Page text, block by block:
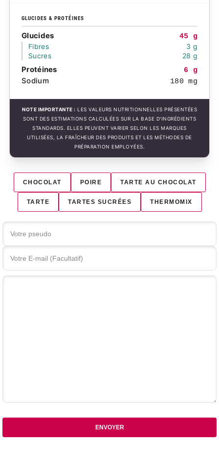
GLUCIDES & PROTÉINES
Glucides
45 g
Fibres
3 g
Sucres
28 g
Protéines 6 g
Sodium 180 mg
NOTE IMPORTANTE : LES VALEURS NUTRITIONNELLES PRÉSENTÉES
SONT DES ESTIMATIONS CALCULÉES SUR LA BASE D'INGRÉDIENTS
STANDARDS. ELLES PEUVENT VARIER SELON LES MARQUES
UTILISÉES, LA FRAÎCHEUR DES PRODUITS ET LES MÉTHODES DE
PRÉPARATION EMPLOYÉES.
CHOCOLAT POIRE TARTE AU CHOCOLAT
TARTE TARTES SUCRÉES THERMOMIX
Votre commentaire
ENVOYER